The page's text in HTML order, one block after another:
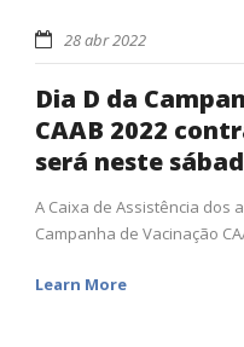
28 abr 2022
Dia D da
CAAB 2022
será neste
A Caixa de Assistência dos
Campanha de Vacinação
Learn More